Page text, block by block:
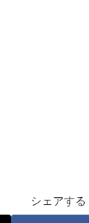
シェアする